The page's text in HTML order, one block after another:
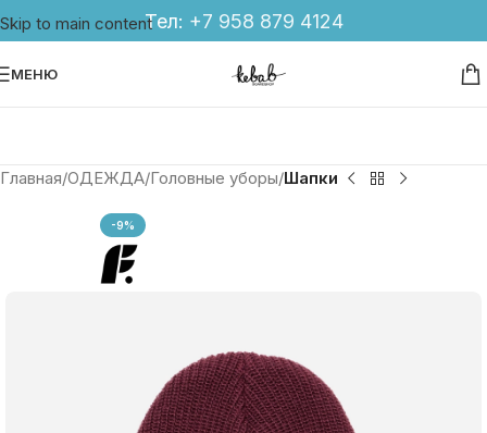
Skip to main contentТел: +7 958 879 4124
МЕНЮ
Главная ОДЕЖДА Головные уборы Шапки
-9%